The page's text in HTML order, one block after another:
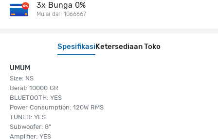
SpesifikasiKetersediaan Toko
UMUM
Size: NS
Berat: 10000 GR
BLUETOOTH: YES
Power Consumption: 120W RMS
TUNER: YES
Subwoofer: 8"
Amplifier: YES
3x Bunga 0%
Mulai dari 1066667